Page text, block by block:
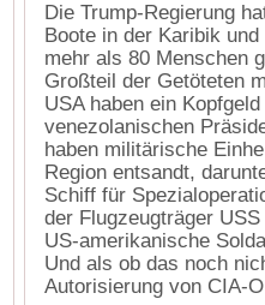
Die Trump-Regierung
Boote in der Karibik
mehr als 80 Menschen
Großteil der Getöteten
USA haben ein
venezolanischen
haben militärische
Region entsandt,
Schiff für
der Flugzeugträger
US-amerikanische
Und als ob das noch
Autorisierung von CIA-